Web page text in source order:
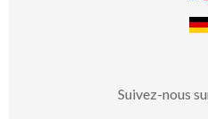
Suivez-nous